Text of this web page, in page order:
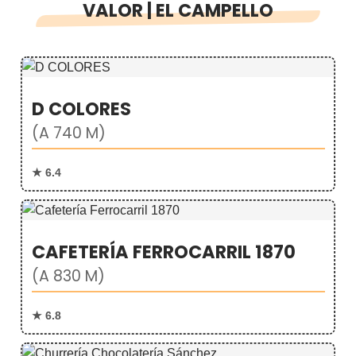
VALOR | EL CAMPELLO
D COLORES
(A 740 M)
★ 6.4
CAFETERÍA FERROCARRIL 1870
(A 830 M)
★ 6.8